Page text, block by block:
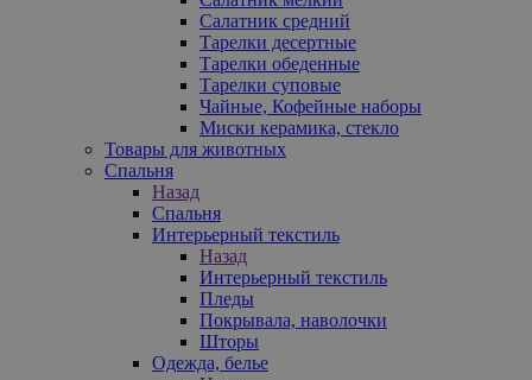
Салатник средний
Тарелки десертные
Тарелки обеденные
Тарелки суповые
Чайные, Кофейные наборы
Миски керамика, стекло
Товары для животных
Спальня
Назад
Спальня
Интерьерный текстиль
Назад
Интерьерный текстиль
Пледы
Покрывала, наволочки
Шторы
Одежда, белье